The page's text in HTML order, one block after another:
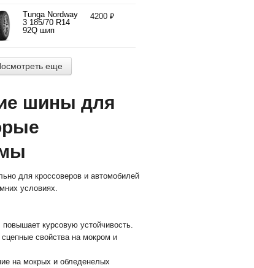
Tunga Nordway
3 185/70 R14
92Q шип
4200 ₽
еще
шины для
для кроссоверов и автомобилей
условиях.
курсовую устойчивость.
свойства на мокром и
на мокрых и обледенелых